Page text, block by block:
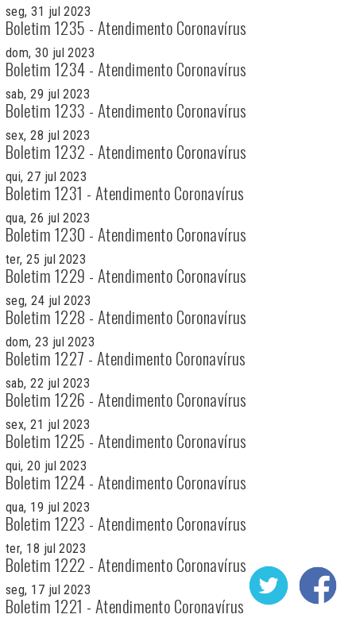
seg, 31 jul 2023
Boletim 1235 - Atendimento Coronavírus
dom, 30 jul 2023
Boletim 1234 - Atendimento Coronavírus
sab, 29 jul 2023
Boletim 1233 - Atendimento Coronavírus
sex, 28 jul 2023
Boletim 1232 - Atendimento Coronavírus
qui, 27 jul 2023
Boletim 1231 - Atendimento Coronavírus
qua, 26 jul 2023
Boletim 1230 - Atendimento Coronavírus
ter, 25 jul 2023
Boletim 1229 - Atendimento Coronavírus
seg, 24 jul 2023
Boletim 1228 - Atendimento Coronavírus
dom, 23 jul 2023
Boletim 1227 - Atendimento Coronavírus
sab, 22 jul 2023
Boletim 1226 - Atendimento Coronavírus
sex, 21 jul 2023
Boletim 1225 - Atendimento Coronavírus
qui, 20 jul 2023
Boletim 1224 - Atendimento Coronavírus
qua, 19 jul 2023
Boletim 1223 - Atendimento Coronavírus
ter, 18 jul 2023
Boletim 1222 - Atendimento Coronavírus
seg, 17 jul 2023
Boletim 1221 - Atendimento Coronavírus